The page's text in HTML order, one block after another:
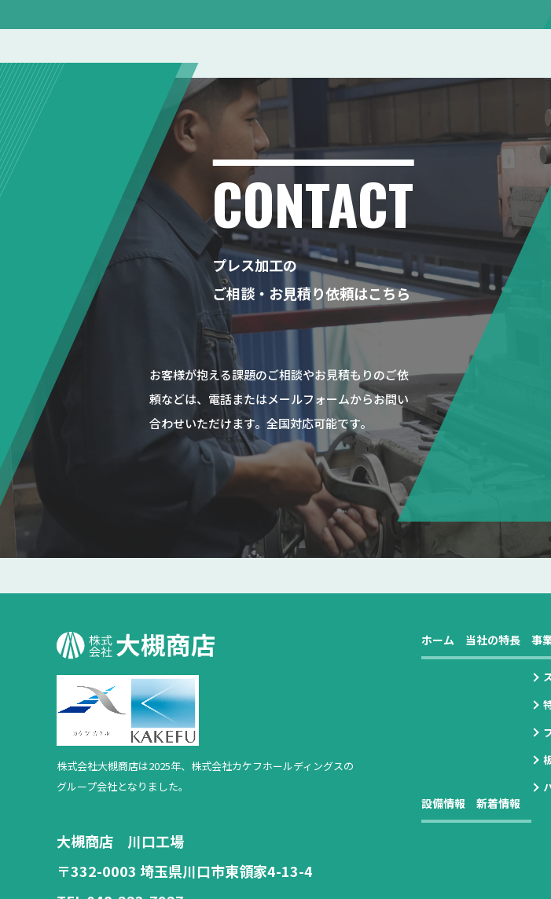
CONTACT
プレス加工の
ご相談・お見積り依頼はこちら
お客様が抱える課題のご相談やお見積もりのご依
頼などは、電話またはメールフォームからお問い
合わせいただけます。全国対応可能です。
株式会社大槻商店は2025年、 株式会社カケフホールディングスの
グループ会社となりました。
大槻商店 川口工場
〒332-0003 埼玉県川口市東領家4-13-4
ホーム 当社の特長 事
設備情報 新着情報